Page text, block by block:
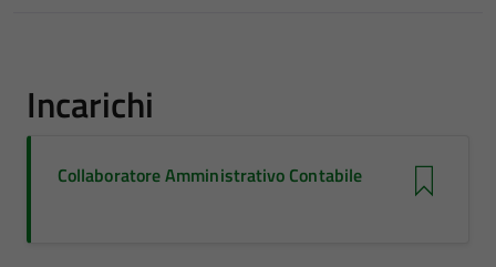
Incarichi
Collaboratore Amministrativo Contabile